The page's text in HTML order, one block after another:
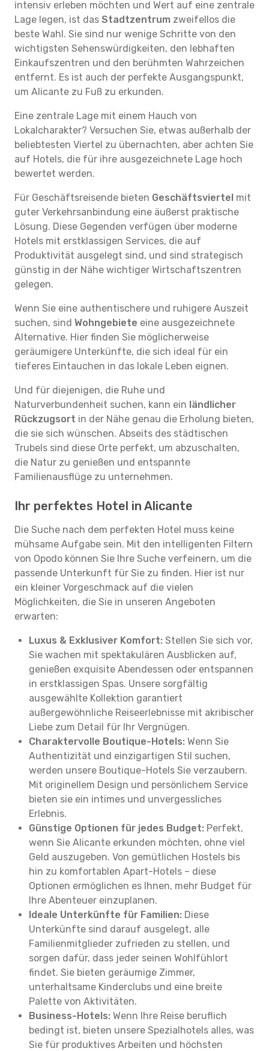
intensiv erleben möchten und Wert auf eine zentrale
Lage legen, ist das Stadtzentrum zweifellos die
beste Wahl. Sie sind nur wenige Schritte von den
wichtigsten Sehenswürdigkeiten, den lebhaften
Einkaufszentren und den berühmten Wahrzeichen
entfernt. Es ist auch der perfekte Ausgangspunkt,
um Alicante zu Fuß zu erkunden.
Eine zentrale Lage mit einem Hauch von
Lokalcharakter? Versuchen Sie, etwas außerhalb der
beliebtesten Viertel zu übernachten, aber achten Sie
auf Hotels, die für ihre ausgezeichnete Lage hoch
bewertet werden.
Für Geschäftsreisende bieten Geschäftsviertel mit
guter Verkehrsanbindung eine äußerst praktische
Lösung. Diese Gegenden verfügen über moderne
Hotels mit erstklassigen Services, die auf
Produktivität ausgelegt sind, und sind strategisch
günstig in der Nähe wichtiger Wirtschaftszentren
gelegen.
Wenn Sie eine authentischere und ruhigere Auszeit
suchen, sind Wohngebiete eine ausgezeichnete
Alternative. Hier finden Sie möglicherweise
geräumigere Unterkünfte, die sich ideal für ein
tieferes Eintauchen in das lokale Leben eignen.
Und für diejenigen, die Ruhe und
Naturverbundenheit suchen, kann ein ländlicher
Rückzugsort in der Nähe genau die Erholung bieten,
die sie sich wünschen. Abseits des städtischen
Trubels sind diese Orte perfekt, um abzuschalten,
die Natur zu genießen und entspannte
Familienausflüge zu unternehmen.
Ihr perfektes Hotel in Alicante
Die Suche nach dem perfekten Hotel muss keine
mühsame Aufgabe sein. Mit den intelligenten Filtern
von Opodo können Sie Ihre Suche verfeinern, um die
passende Unterkunft für Sie zu finden. Hier ist nur
ein kleiner Vorgeschmack auf die vielen
Möglichkeiten, die Sie in unseren Angeboten
erwarten:
Luxus & Exklusiver Komfort: Stellen Sie sich vor,
Sie wachen mit spektakulären Ausblicken auf,
genießen exquisite Abendessen oder entspannen
in erstklassigen Spas. Unsere sorgfältig
ausgewählte Kollektion garantiert
außergewöhnliche Reiseerlebnisse mit akribischer
Liebe zum Detail für Ihr Vergnügen.
Charaktervolle Boutique-Hotels: Wenn Sie
Authentizität und einzigartigen Stil suchen,
werden unsere Boutique-Hotels Sie verzaubern.
Mit originellem Design und persönlichem Service
bieten sie ein intimes und unvergessliches
Erlebnis.
Günstige Optionen für jedes Budget: Perfekt,
wenn Sie Alicante erkunden möchten, ohne viel
Geld auszugeben. Von gemütlichen Hostels bis
hin zu komfortablen Apart-Hotels – diese
Optionen ermöglichen es Ihnen, mehr Budget für
Ihre Abenteuer einzuplanen.
Ideale Unterkünfte für Familien: Diese
Unterkünfte sind darauf ausgelegt, alle
Familienmitglieder zufrieden zu stellen, und
sorgen dafür, dass jeder seinen Wohlfühlort
findet. Sie bieten geräumige Zimmer,
unterhaltsame Kinderclubs und eine breite
Palette von Aktivitäten.
Business-Hotels: Wenn Ihre Reise beruflich
bedingt ist, bieten unsere Spezialhotels alles, was
Sie für produktives Arbeiten und höchsten